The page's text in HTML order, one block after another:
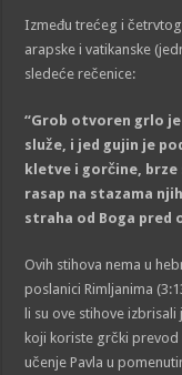
Između trećeg i
arapske i vatikanske
sledeće rečenice:
“Grob otvoren grlo
služe, i jed gujin je
kletve i gorčine,
rasap na stazama
straha od Boga pred
Ovih stihova nema u
poslanici Rimljanima
li su ove stihove
koji koriste grčki
učenje Pavla u